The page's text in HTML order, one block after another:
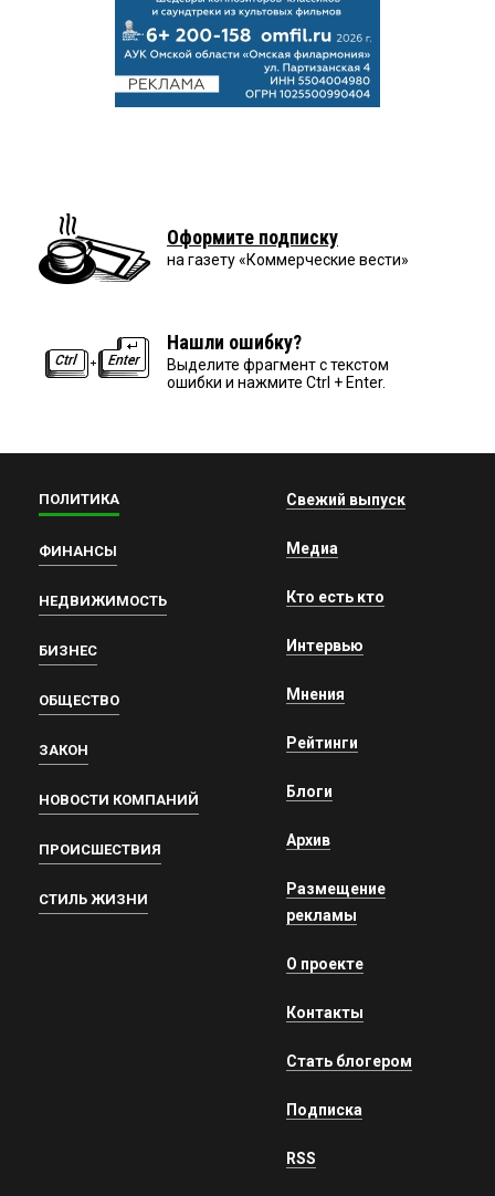
Оформите подписку
на газету «Коммерческие вести»
Нашли ошибку?
Выделите фрагмент с текстом
ошибки и нажмите Ctrl + Enter.
ПОЛИТИКА
ФИНАНСЫ
НЕДВИЖИМОСТЬ
БИЗНЕС
ОБЩЕСТВО
ЗАКОН
НОВОСТИ КОМПАНИЙ
ПРОИСШЕСТВИЯ
СТИЛЬ ЖИЗНИ
Свежий выпуск
Медиа
Кто есть кто
Интервью
Мнения
Рейтинги
Блоги
Архив
Размещение
рекламы
О проекте
Контакты
Стать блогером
Подписка
RSS